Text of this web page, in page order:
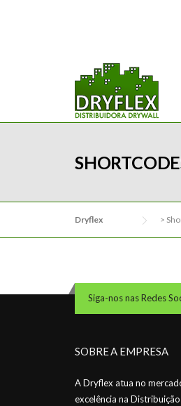
Dryflex >
Siga-nos nas Redes
SOBRE A EMPRESA
A Dryflex atua no
excelência na